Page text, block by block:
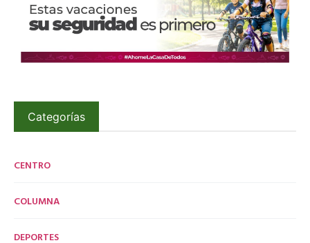
Categorías
CENTRO
COLUMNA
DEPORTES